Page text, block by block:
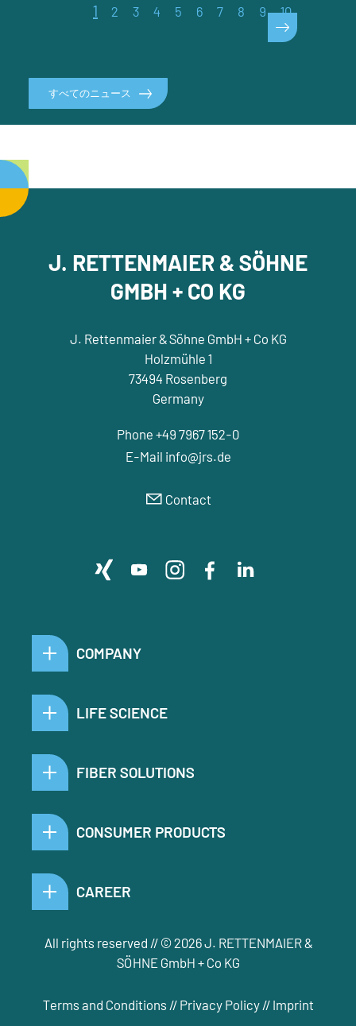
1 2 3 4 5 6 7 8 9 10
>
すべてのニュース
J. RETTENMAIER & SÖHNE
GMBH + CO KG
J. Rettenmaier & Söhne GmbH + Co KG
Holzmühle 1
73494 Rosenberg
Germany
Phone +49 7967 152-0
E-Mail nf jrs d
Contact
COMPANY
LIFE SCIENCE
FIBER SOLUTIONS
CONSUMER PRODUCTS
CAREER
All rights reserved // © 2026 J. RETTENMAIER &
SÖHNE GmbH + Co KG
Terms and Conditions // Privacy Policy// Imprint